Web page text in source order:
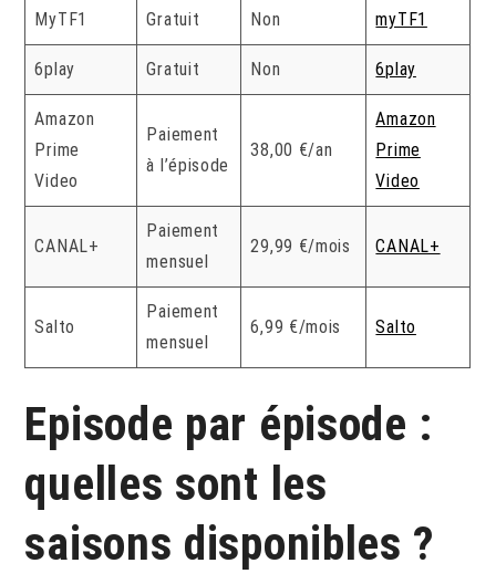
MyTF1 Gratuit Non myTF1
6play Gratuit Non 6play
Amazon
Prime
Video
Paiement
à l’épisode
38,00 €/an
Amazon
Prime
Video
CANAL+
Paiement
mensuel
29,99 €/mois CANAL+
Salto
Paiement
mensuel
6,99 €/mois Salto
Episode par épisode :
quelles sont les
saisons disponibles ?